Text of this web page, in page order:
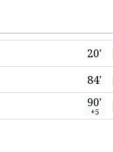
20'
84'
90'
+5